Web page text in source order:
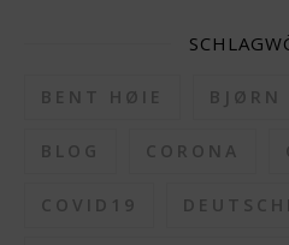
BENT HØIE BJØRN
BLOG CORONA
COVID19